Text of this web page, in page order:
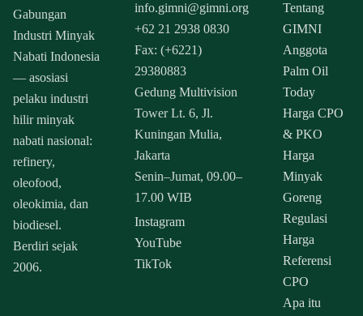
Gabungan
Industri Minyak
Nabati Indonesia
— asosiasi
pelaku industri
hilir minyak
nabati nasional:
refinery,
oleofood,
oleokimia, dan
biodiesel.
Berdiri sejak
2006.
info.gimni@gimni.org
+62 21 2938 0830
Fax: (+6221)
29380883
Gedung Multivision
Tower Lt. 6, Jl.
Kuningan Mulia,
Jakarta
Senin–Jumat, 09.00–
17.00 WIB
Instagram
YouTube
TikTok
Tentang
GIMNI
Anggota
Palm Oil
Today
Harga CPO
& PKO
Harga
Minyak
Goreng
Regulasi
Harga
Referensi
CPO
Apa itu